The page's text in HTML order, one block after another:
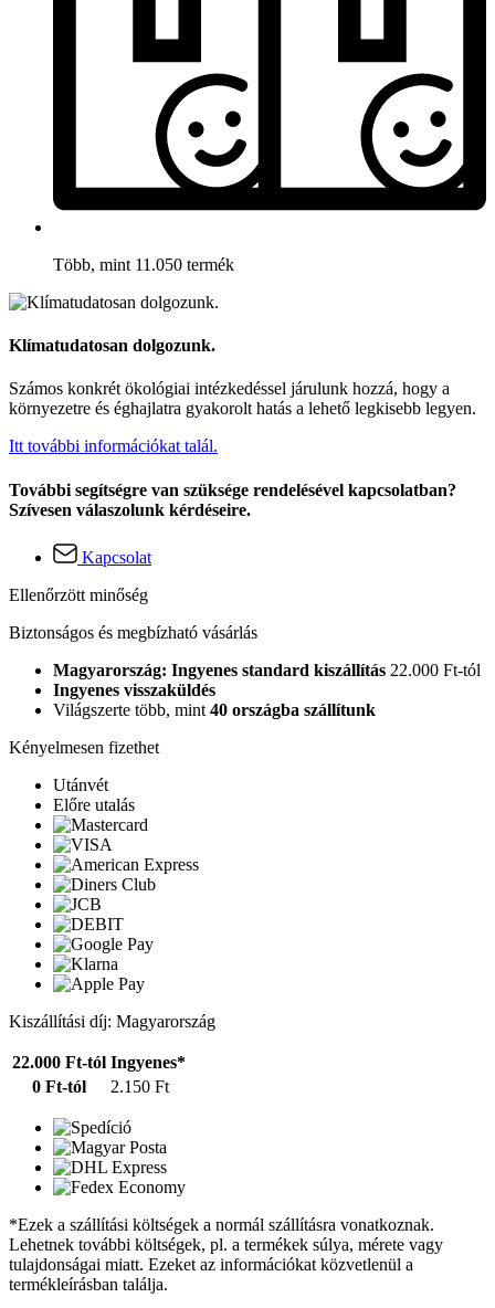
Több, mint 11.050 termék
Klímatudatosan dolgozunk.
Számos konkrét ökológiai intézkedéssel járulunk hozzá, hogy a
környezetre és éghajlatra gyakorolt hatás a lehető legkisebb legyen.
Itt további információkat talál.
További segítségre van szüksége rendelésével kapcsolatban?
Szívesen válaszolunk kérdéseire.
Kapcsolat
Ellenőrzött minőség
Biztonságos és megbízható vásárlás
Magyarország: Ingyenes standard kiszállítás 22.000 Ft-tól
Ingyenes visszaküldés
Világszerte több, mint 40 országba szállítunk
Kényelmesen fizethet
Utánvét
Előre utalás
Kiszállítási díj: Magyarország
22.000 Ft-tól Ingyenes*
0 Ft-tól
2.150 Ft
*Ezek a szállítási költségek a normál szállításra vonatkoznak.
Lehetnek további költségek, pl. a termékek súlya, mérete vagy
tulajdonságai miatt. Ezeket az információkat közvetlenül a
termékleírásban találja.